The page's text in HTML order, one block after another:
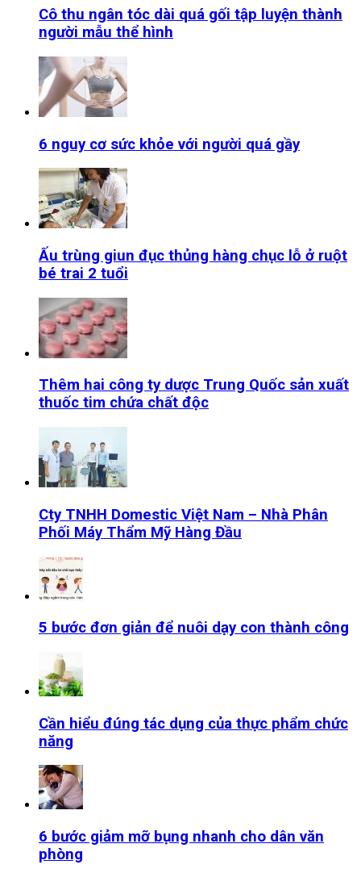
Cô thu ngân tóc dài quá gối tập luyện thành
người mẫu thể hình
6 nguy cơ sức khỏe với người quá gầy
Ấu trùng giun đục thủng hàng chục lỗ ở ruột
bé trai 2 tuổi
Thêm hai công ty dược Trung Quốc sản xuất
thuốc tim chứa chất độc
Cty TNHH Domestic Việt Nam – Nhà Phân
Phối Máy Thẩm Mỹ Hàng Đầu
5 bước đơn giản để nuôi dạy con thành công
Cần hiểu đúng tác dụng của thực phẩm chức
năng
6 bước giảm mỡ bụng nhanh cho dân văn
phòng